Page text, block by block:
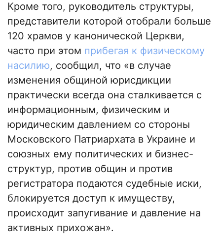
Кроме того, руководитель структуры,
представители которой отобрали больше
120 храмов у канонической Церкви,
часто при этом прибегая к физическому
насилию, сообщил, что «в случае
изменения общиной юрисдикции
практически всегда она сталкивается с
информационным, физическим и
юридическим давлением со стороны
Московского Патриархата в Украине и
союзных ему политических и бизнес-
структур, против общин и против
регистратора подаются судебные иски,
блокируется доступ к имуществу,
происходит запугивание и давление на
активных прихожан».